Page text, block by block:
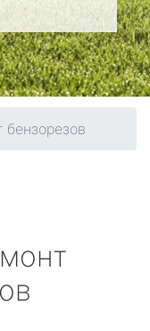
бензорезов